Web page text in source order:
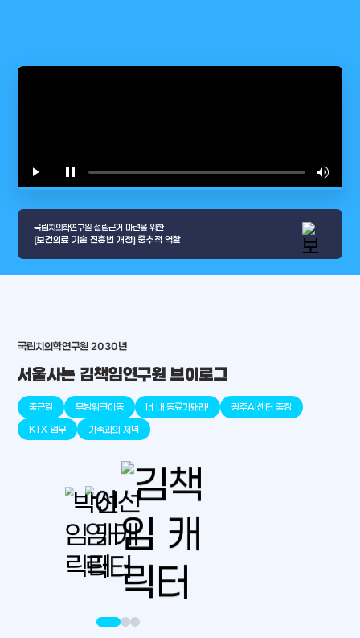
arrow_selector_tool
경기도
충청남도 대전광역시
place
천안
place
세종
place
판교
place
오송
place
대덕
place
원주
play_arrow pause volume_up
국립치의학연구원 설립근거 마련을 위한
[보건의료 기술 진흥법 개정] 중추적 역할
국립치의학연구원 2030년
서울사는 김책임연구원 브이로그
출근길 무빙워크이동 너 내 동료가돼라! 광주AI센터 출장
KTX 업무 가족과의 저녁